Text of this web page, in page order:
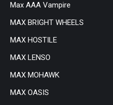
Max AAA Vampire
MAX BRIGHT WHEELS
MAX HOSTILE
MAX LENSO
MAX MOHAWK
MAX OASIS